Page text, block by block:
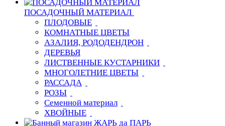
ПОСАДОЧНЫЙ МАТЕРИАЛ
ПЛОДОВЫЕ
КОМНАТНЫЕ ЦВЕТЫ
АЗАЛИЯ, РОДОДЕНДРОН
ДЕРЕВЬЯ
ЛИСТВЕННЫЕ КУСТАРНИКИ
МНОГОЛЕТНИЕ ЦВЕТЫ
РАССАДА
РОЗЫ
Семенной материал
ХВОЙНЫЕ